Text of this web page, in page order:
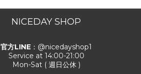
NICEDAY SHOP
官方LINE ：@nicedayshop1
Service at 14:00-21:00
Mon-Sat ( 週日公休 )